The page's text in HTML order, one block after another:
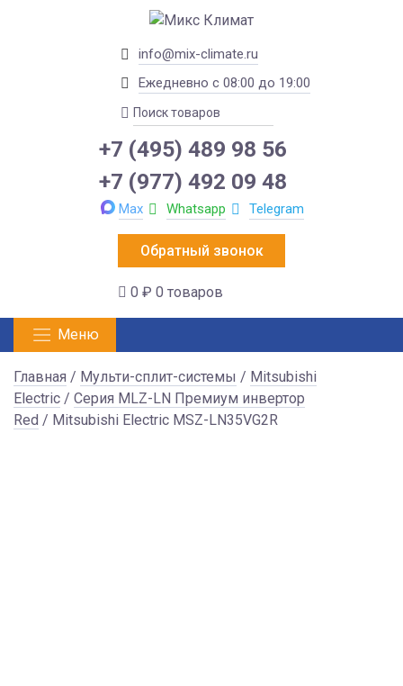
info@mix-climate.ru
Ежедневно с 08:00 до 19:00
+7 (495) 489 98 56
+7 (977) 492 09 48
Max Whatsapp Telegram
Обратный звонок
0 ₽ 0 товаров
Меню
Главная / Мульти-сплит-системы / Mitsubishi
Electric / Серия MLZ-LN Премиум инвертор
Red / Mitsubishi Electric MSZ-LN35VG2R